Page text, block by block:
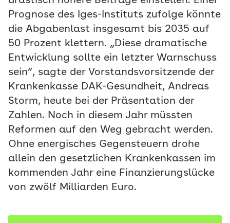
Prognose des Iges-Instituts zufolge könnte
die Abgabenlast insgesamt bis 2035 auf
50 Prozent klettern. „Diese dramatische
Entwicklung sollte ein letzter Warnschuss
sein“, sagte der Vorstandsvorsitzende der
Krankenkasse DAK-Gesundheit, Andreas
Storm, heute bei der Präsentation der
Zahlen. Noch in diesem Jahr müssten
Reformen auf den Weg gebracht werden.
Ohne energisches Gegensteuern drohe
allein den gesetzlichen Krankenkassen im
kommenden Jahr eine Finanzierungslücke
von zwölf Milliarden Euro.